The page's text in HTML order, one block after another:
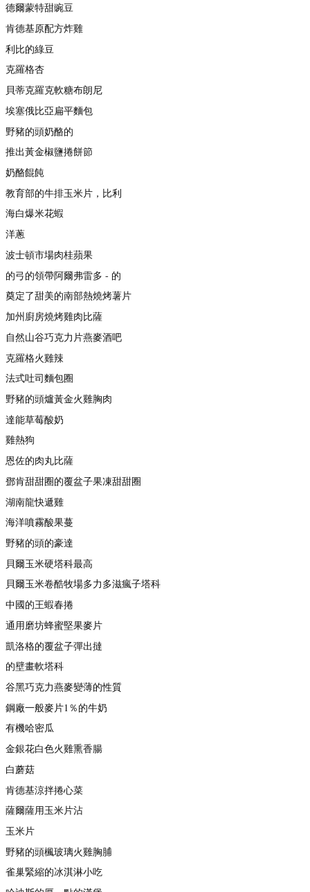
德爾蒙特甜豌豆
肯德基原配方炸雞
利比的綠豆
克羅格杏
貝蒂克羅克軟糖布朗尼
埃塞俄比亞扁平麵包
野豬的頭奶酪的
推出黃金椒鹽捲餅節
奶酪餛飩
教育部的牛排玉米片，比利
海白爆米花蝦
洋蔥
波士頓市場肉桂蘋果
的弓的領帶阿爾弗雷多 - 的
奠定了甜美的南部熱燒烤薯片
加州廚房燒烤雞肉比薩
自然山谷巧克力片燕麥酒吧
克羅格火雞辣
法式吐司麵包圈
野豬的頭爐黃金火雞胸肉
達能草莓酸奶
雞熱狗
恩佐的肉丸比薩
鄧肯甜甜圈的覆盆子果凍甜甜圈
湖南龍快遞雞
海洋噴霧酸果蔓
野豬的頭的豪達
貝爾玉米硬塔科最高
貝爾玉米卷酷牧場多力多滋瘋子塔科
中國的王蝦春捲
通用磨坊蜂蜜堅果麥片
凱洛格的覆盆子彈出撻
的壁畫軟塔科
谷黑巧克力燕麥變薄的性質
鋼廠一般麥片1％的牛奶
有機哈密瓜
金銀花白色火雞熏香腸
白蘑菇
肯德基涼拌捲心菜
薩爾薩用玉米片沾
玉米片
野豬的頭楓玻璃火雞胸脯
雀巢緊縮的冰淇淋小吃